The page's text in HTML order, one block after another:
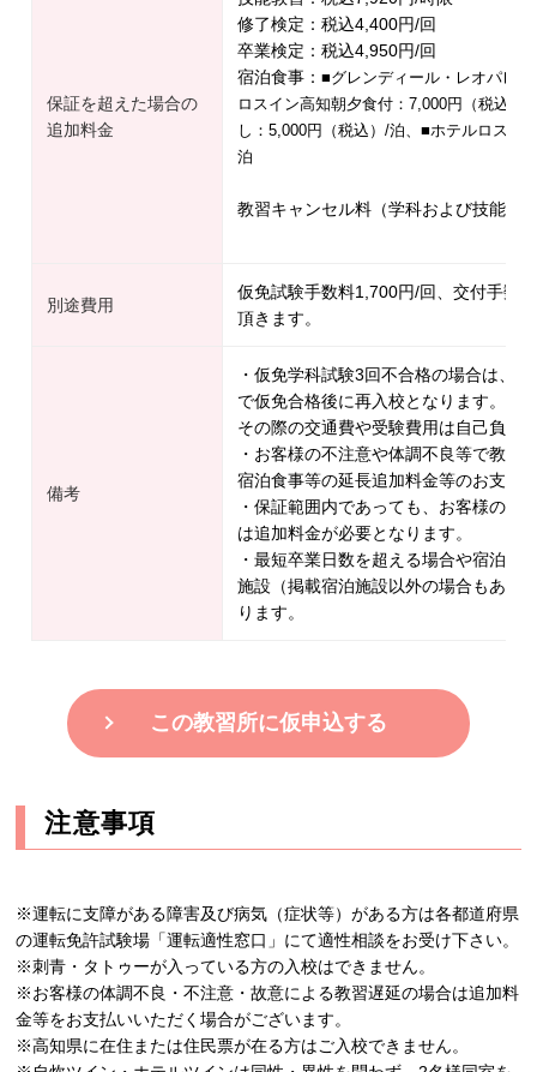
保証を超えた場合の
追加料金
修了検定：税込4,400円/回
卒業検定：税込4,950円/回
宿泊食事：■グレンディール・レオパレ
ロスイン高知朝夕食付：7,000円（税込）/
し：5,000円（税込）/泊、■ホテルロスイ
泊
教習キャンセル料（学科および技能）
別途費用
仮免試験手数料1,700円/回、交付手数
頂きます。
備考
・仮免学科試験3回不合格の場合は、
で仮免合格後に再入校となります。
その際の交通費や受験費用は自己負担
・お客様の不注意や体調不良等で教習
宿泊食事等の延長追加料金等のお支払
・保証範囲内であっても、お客様の不
は追加料金が必要となります。
・最短卒業日数を超える場合や宿泊施
施設（掲載宿泊施設以外の場合もあり
ります。
この教習所に仮申込する
注意事項
※運転に支障がある障害及び病気（症状等）がある方は各都道府県
の運転免許試験場「運転適性窓口」にて適性相談をお受け下さい。
※刺青・タトゥーが入っている方の入校はできません。
※お客様の体調不良・不注意・故意による教習遅延の場合は追加料
金等をお支払いいただく場合がございます。
※高知県に在住または住民票が在る方はご入校できません。